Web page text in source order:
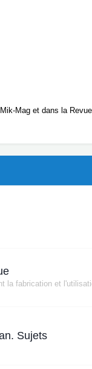
Mag et dans la
la fabrication et
Sujets